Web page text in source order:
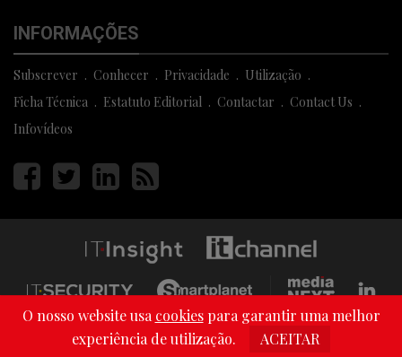
INFORMAÇÕES
Subscrever Conhecer Privacidade
Utilização
Ficha Técnica
Estatuto Editorial Contactar
Contact Us
Infovídeos
Página
facebook
Página
twitter
Página
linkedin
Página
rss
Copyright © 2013 - 2026 Media Next . All Rights Reserved
O nosso website usa cookiespara garantir uma melhor
experiência de utilização.
ACEITAR